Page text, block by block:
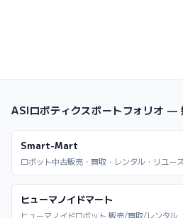
ASIロボティクスポートフォリオ —
Smart-Mart
ロボット中古販売・買取・レンタル・リユース
ヒューマノイドマート
ヒューマノイドロボット 販売/買取/レンタル